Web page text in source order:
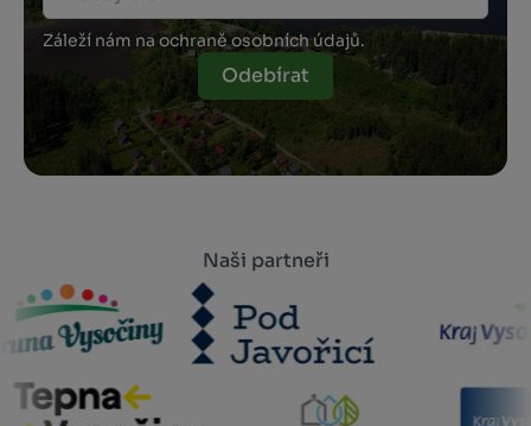
Záleží nám na ochraně osobních údajů.
Odebírat
Naši partneři